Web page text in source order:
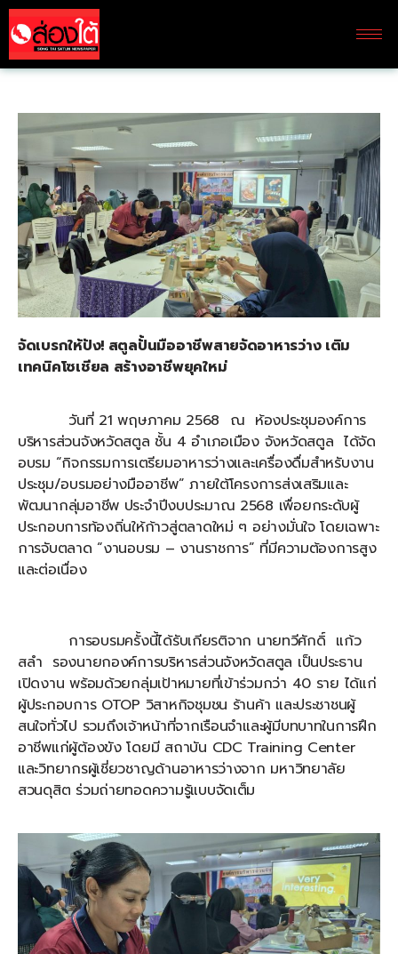
จัดเบรกให้ปัง! สตูลปั้นมืออาชีพสายจัดอาหารว่าง เติม
เทคนิคโซเชียล สร้างอาชีพยุคใหม่
วันที่ 21 พฤษภาคม 2568 ณ ห้องประชุมองค์การ
บริหารส่วนจังหวัดสตูล ชั้น 4 อำเภอเมือง จังหวัดสตูล ได้จัด
อบรม “กิจกรรมการเตรียมอาหารว่างและเครื่องดื่มสำหรับงาน
ประชุม/อบรมอย่างมืออาชีพ” ภายใต้โครงการส่งเสริมและ
พัฒนากลุ่มอาชีพ ประจำปีงบประมาณ 2568 เพื่อยกระดับผู้
ประกอบการท้องถิ่นให้ก้าวสู่ตลาดใหม่ ๆ อย่างมั่นใจ โดยเฉพาะ
การจับตลาด “งานอบรม – งานราชการ” ที่มีความต้องการสูง
และต่อเนื่อง
การอบรมครั้งนี้ได้รับเกียรติจาก นายทวีศักดิ์ แก้ว
สลำ รองนายกองค์การบริหารส่วนจังหวัดสตูล เป็นประธาน
เปิดงาน พร้อมด้วยกลุ่มเป้าหมายที่เข้าร่วมกว่า 40 ราย ได้แก่
ผู้ประกอบการ OTOP วิสาหกิจชุมชน ร้านค้า และประชาชนผู้
สนใจทั่วไป รวมถึงเจ้าหน้าที่จากเรือนจำและผู้มีบทบาทในการฝึก
อาชีพแก่ผู้ต้องขัง โดยมี สถาบัน CDC Training Center
และวิทยากรผู้เชี่ยวชาญด้านอาหารว่างจาก มหาวิทยาลัย
สวนดุสิต ร่วมถ่ายทอดความรู้แบบจัดเต็ม